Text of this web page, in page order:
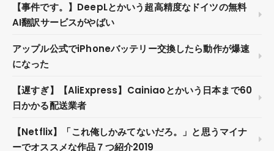
【事件です。】DeepLとかいう超高精度なドイツの無料
AI翻訳サービスがやばい
アップル公式でiPhoneバッテリー交換したら動作が爆速
になった
【遅すぎ】【AliExpress】Cainiaoとかいう日本まで60
日かかる配送業者
【Netflix】「これ俺しかみてないだろ。」と思うマイナ
ーでオススメな作品７つ紹介2019